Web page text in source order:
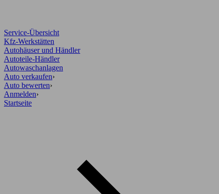
Service-Übersicht
Kfz-Werkstätten
Autohäuser und Händler
Autoteile-Händler
Autowaschanlagen
Auto verkaufen›
Auto bewerten›
Anmelden›
Startseite